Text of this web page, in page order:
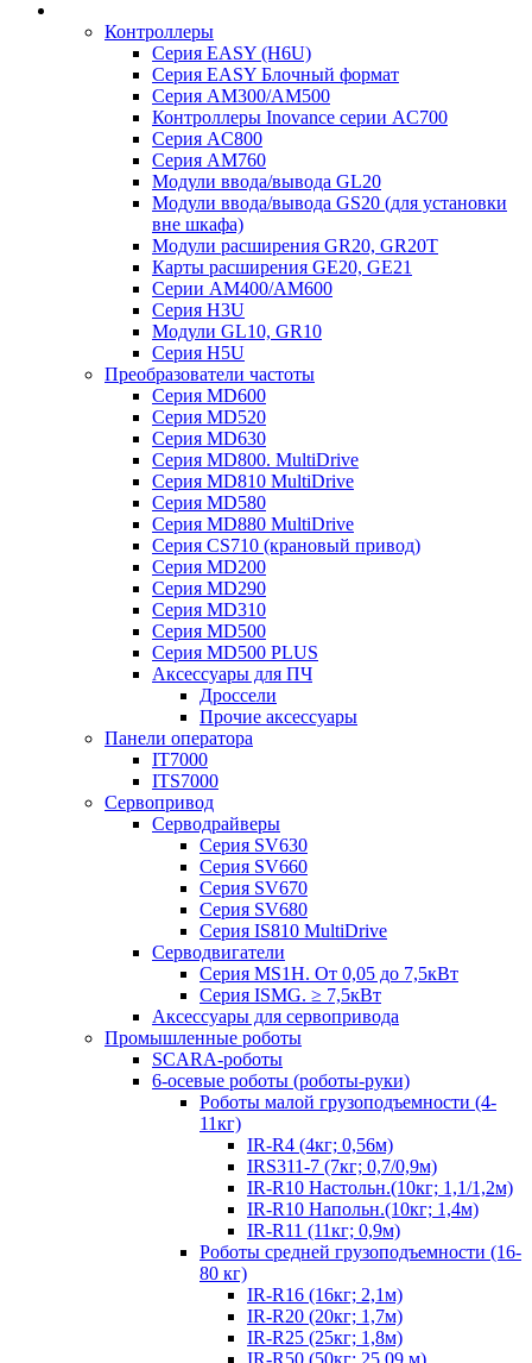
Контроллеры
Серия EASY (H6U)
Серия EASY Блочный формат
Серия AM300/AM500
Контроллеры Inovance серии AC700
Серия AC800
Серия AM760
Модули ввода/вывода GL20
Модули ввода/вывода GS20 (для установки
вне шкафа)
Модули расширения GR20, GR20T
Карты расширения GE20, GE21
Серии AM400/AM600
Серия H3U
Модули GL10, GR10
Серия H5U
Преобразователи частоты
Серия MD600
Серия MD520
Серия MD630
Серия MD800. MultiDrive
Серия MD810 MultiDrive
Серия MD580
Серия MD880 MultiDrive
Серия CS710 (крановый привод)
Серия MD200
Серия MD290
Серия MD310
Серия MD500
Серия MD500 PLUS
Аксессуары для ПЧ
Дроссели
Прочие аксессуары
Панели оператора
IT7000
ITS7000
Сервопривод
Серводрайверы
Серия SV630
Серия SV660
Серия SV670
Серия SV680
Серия IS810 MultiDrive
Серводвигатели
Серия MS1H. От 0,05 до 7,5кВт
Серия ISMG. ≥ 7,5кВт
Аксессуары для сервопривода
Промышленные роботы
SCARA-роботы
6-осевые роботы (роботы-руки)
Роботы малой грузоподъемности (4-
11кг)
IR-R4 (4кг; 0,56м)
IRS311-7 (7кг; 0,7/0,9м)
IR-R10 Настольн.(10кг; 1,1/1,2м)
IR-R10 Напольн.(10кг; 1,4м)
IR-R11 (11кг; 0,9м)
Роботы средней грузоподъемности (16-
80 кг)
IR-R16 (16кг; 2,1м)
IR-R20 (20кг; 1,7м)
IR-R25 (25кг; 1,8м)
IR-R50 (50кг; 25,09 м)